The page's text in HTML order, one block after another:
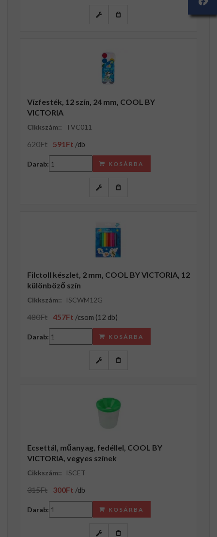
Vízfesték, 12 szín, 24 mm, COOL BY
VICTORIA
Cikkszám:: TVC011
620Ft 591Ft /db
Darab: KOSÁRBA
Filctoll készlet, 2 mm, COOL BY VICTORIA, 12
különböző szín
Cikkszám:: ISCWM12G
480Ft 457Ft /csom (12 db)
Darab: KOSÁRBA
Ecsettál, műanyag, fedéllel, COOL BY
VICTORIA, vegyes színek
Cikkszám:: ISCET
315Ft 300Ft /db
Darab: KOSÁRBA